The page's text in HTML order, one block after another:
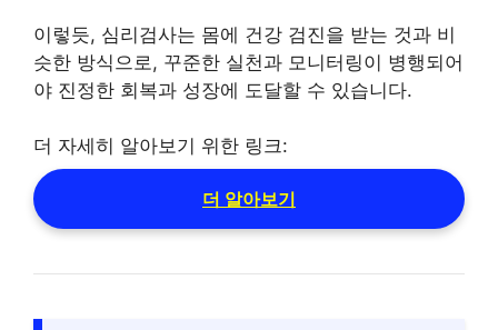
이렇듯, 심리검사는 몸에 건강 검진을 받는 것과 비
슷한 방식으로, 꾸준한 실천과 모니터링이 병행되어
야 진정한 회복과 성장에 도달할 수 있습니다.
더 자세히 알아보기 위한 링크:
더 알아보기